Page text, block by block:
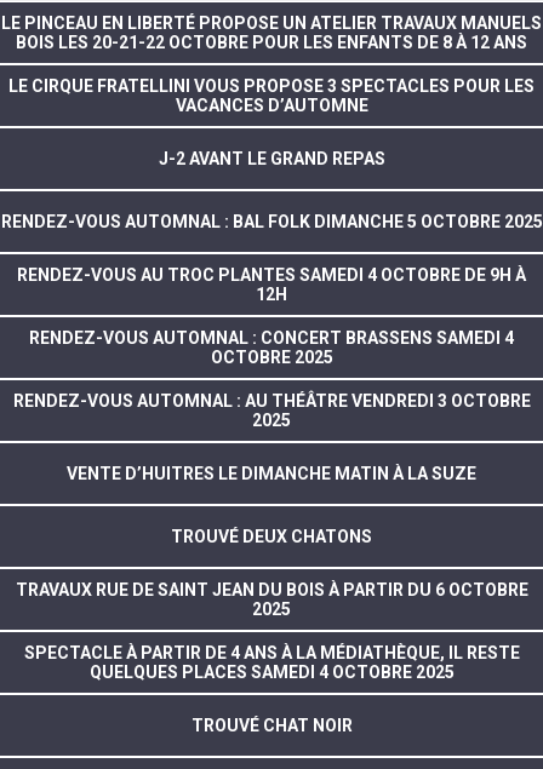
LE PINCEAU EN LIBERTÉ PROPOSE UN ATELIER TRAVAUX MANUELS
BOIS LES 20-21-22 OCTOBRE POUR LES ENFANTS DE 8 À 12 ANS
LE CIRQUE FRATELLINI VOUS PROPOSE 3 SPECTACLES POUR LES
VACANCES D’AUTOMNE
J-2 AVANT LE GRAND REPAS
RENDEZ-VOUS AUTOMNAL : BAL FOLK DIMANCHE 5 OCTOBRE 2025
RENDEZ-VOUS AU TROC PLANTES SAMEDI 4 OCTOBRE DE 9H À
12H
RENDEZ-VOUS AUTOMNAL : CONCERT BRASSENS SAMEDI 4
OCTOBRE 2025
RENDEZ-VOUS AUTOMNAL : AU THÉÂTRE VENDREDI 3 OCTOBRE
2025
VENTE D’HUITRES LE DIMANCHE MATIN À LA SUZE
TROUVÉ DEUX CHATONS
TRAVAUX RUE DE SAINT JEAN DU BOIS À PARTIR DU 6 OCTOBRE
2025
SPECTACLE À PARTIR DE 4 ANS À LA MÉDIATHÈQUE, IL RESTE
QUELQUES PLACES SAMEDI 4 OCTOBRE 2025
TROUVÉ CHAT NOIR